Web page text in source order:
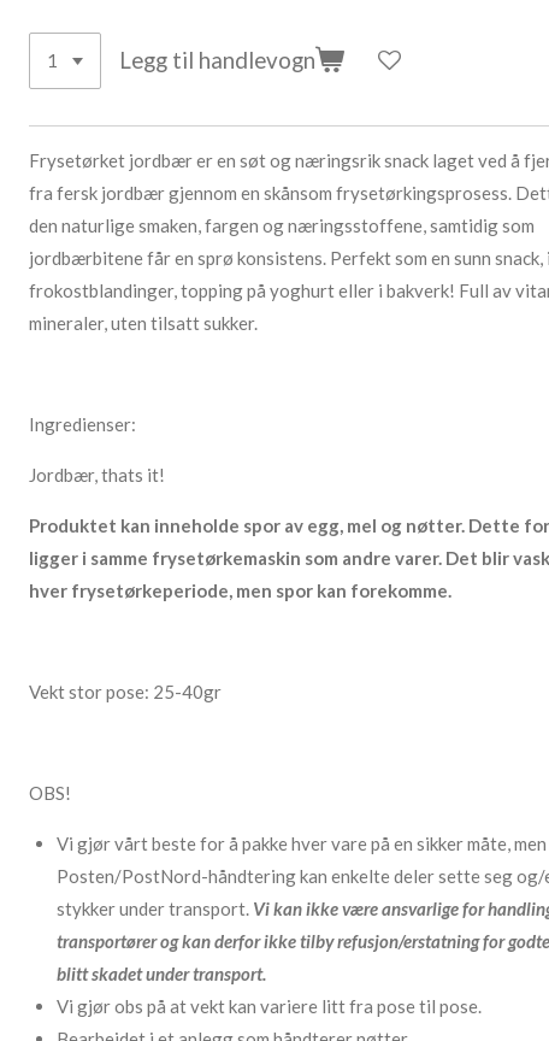
Legg til handlevogn
Frysetørket jordbær er en søt og næringsrik snack laget ved å
fra fersk jordbær gjennom en skånsom frysetørkingsprosess.
den naturlige smaken, fargen og næringsstoffene, samtidig som
jordbærbitene får en sprø konsistens. Perfekt som en sunn snack, i
frokostblandinger, topping på yoghurt eller i bakverk! Full av
mineraler, uten tilsatt sukker.
Ingredienser:
Jordbær, thats it!
Produktet kan inneholde spor av egg, mel og nøtter. Dette
ligger i samme frysetørkemaskin som andre varer. Det blir
hver frysetørkeperiode, men spor kan forekomme.
Vekt stor pose: 25-40gr
OBS!
Vi gjør vårt beste for å pakke hver vare på en sikker måte,
Posten/PostNord-håndtering kan enkelte deler sette seg og/
stykker under transport. Vi kan ikke være ansvarlige for
transportører og kan derfor ikke tilby refusjon/erstatning for
blitt skadet under transport.
Vi gjør obs på at vekt kan variere litt fra pose til pose.